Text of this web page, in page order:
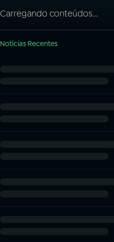
Carregando conteúdos...
Notícias Recentes